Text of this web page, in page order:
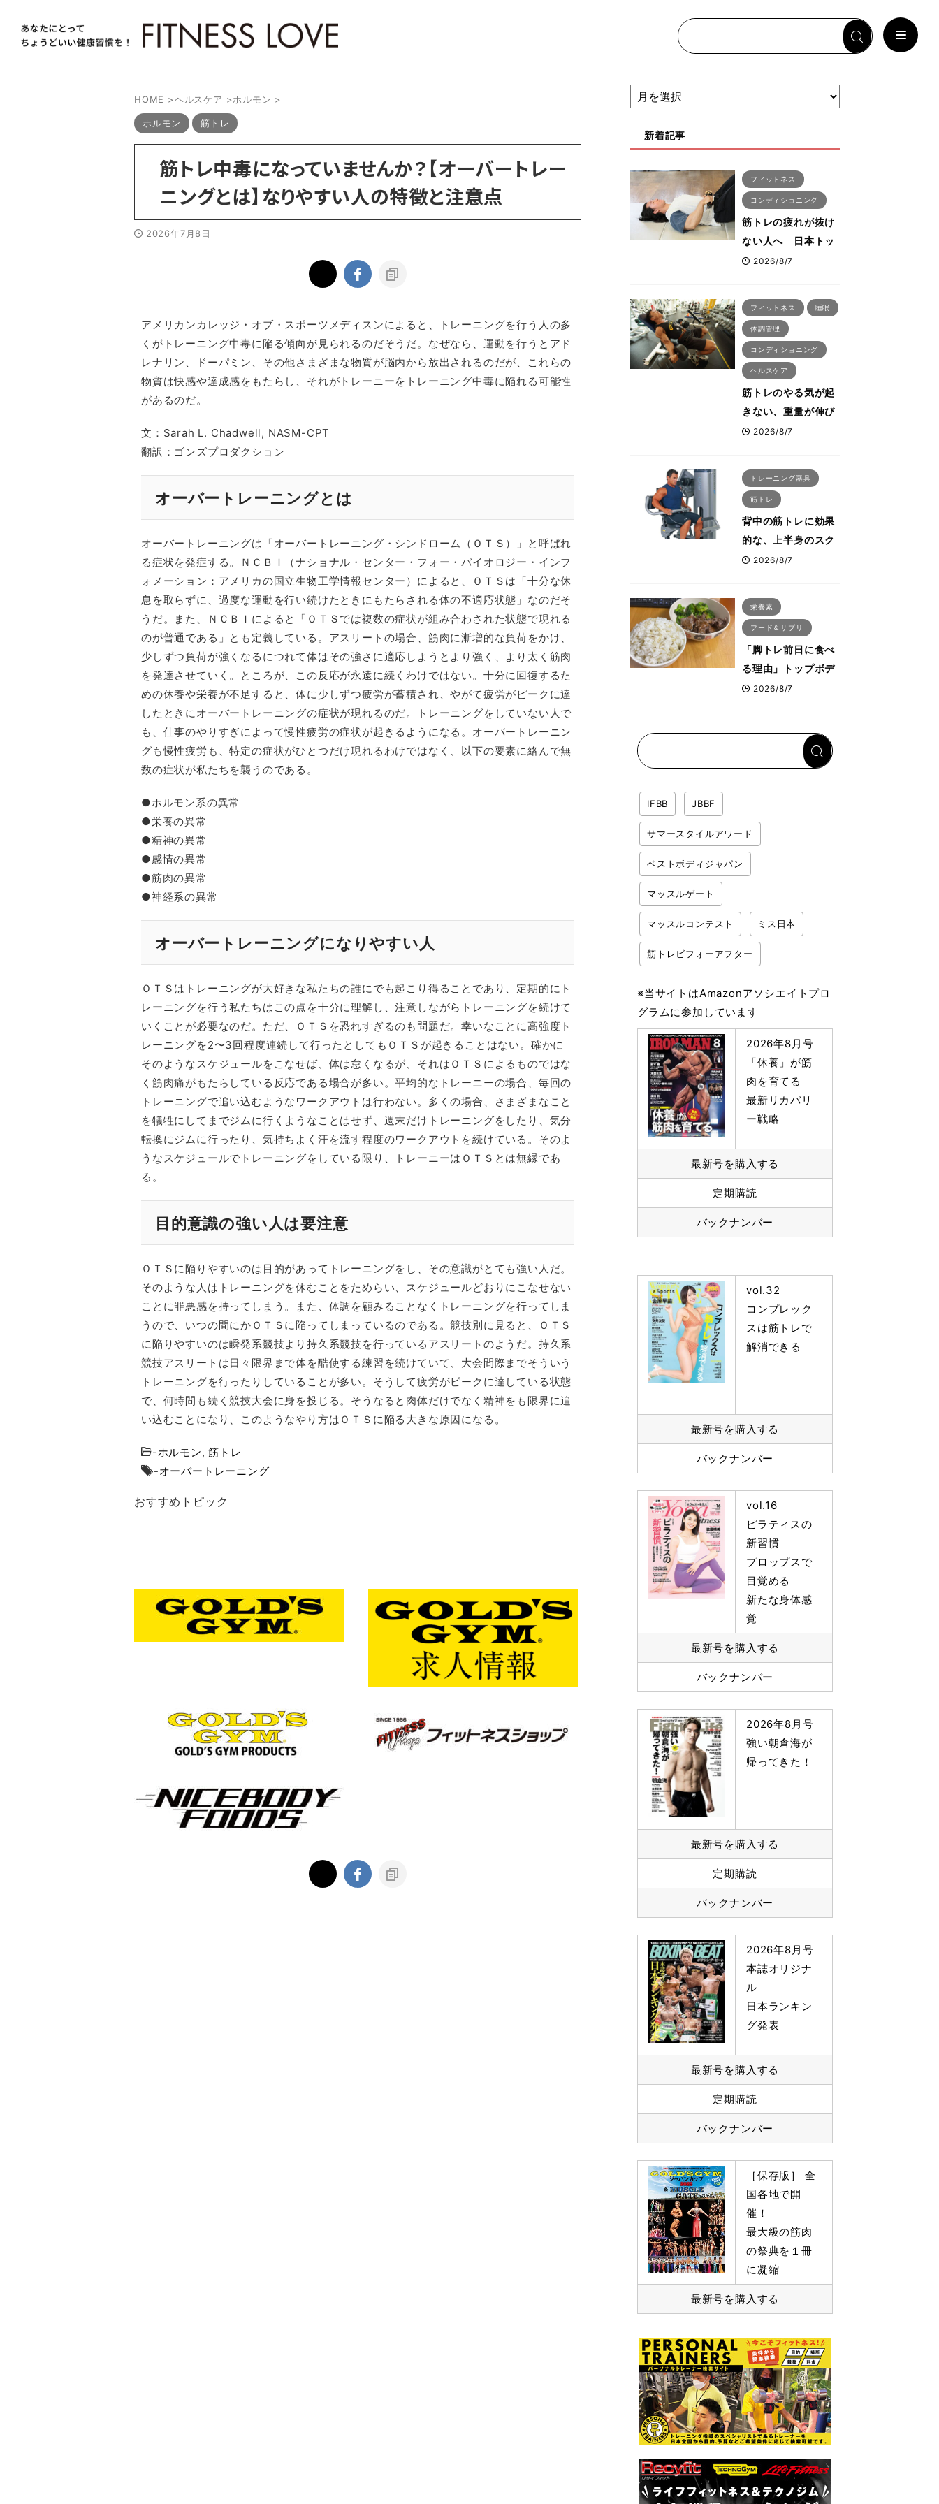
HOME >ヘルスケア >ホルモン >
ホルモン 筋トレ
筋トレ中毒になっていませんか？【オーバートレー
ニングとは】なりやすい人の特徴と注意点
2026年7月8日
アメリカンカレッジ・オブ・スポーツメディスンによると、トレーニングを行う人の多
くがトレーニング中毒に陥る傾向が見られるのだそうだ。なぜなら、運動を行うとアド
レナリン、ドーパミン、その他さまざまな物質が脳内から放出されるのだが、これらの
物質は快感や達成感をもたらし、それがトレーニーをトレーニング中毒に陥れる可能性
があるのだ。
文：Sarah L. Chadwell, NASM-CPT
翻訳：ゴンズプロダクション
オーバートレーニングとは
オーバートレーニングは「オーバートレーニング・シンドローム（ＯＴＳ）」と呼ばれ
る症状を発症する。ＮＣＢＩ（ナショナル・センター・フォー・バイオロジー・インフ
ォメーション：アメリカの国立生物工学情報センター）によると、ＯＴＳは「十分な休
息を取らずに、過度な運動を行い続けたときにもたらされる体の不適応状態」なのだそ
うだ。また、ＮＣＢＩによると「ＯＴＳでは複数の症状が組み合わされた状態で現れる
のが普通である」とも定義している。アスリートの場合、筋肉に漸増的な負荷をかけ、
少しずつ負荷が強くなるにつれて体はその強さに適応しようとより強く、より太く筋肉
を発達させていく。ところが、この反応が永遠に続くわけではない。十分に回復するた
めの休養や栄養が不足すると、体に少しずつ疲労が蓄積され、やがて疲労がピークに達
したときにオーバートレーニングの症状が現れるのだ。トレーニングをしていない人で
も、仕事のやりすぎによって慢性疲労の症状が起きるようになる。オーバートレーニン
グも慢性疲労も、特定の症状がひとつだけ現れるわけではなく、以下の要素に絡んで無
数の症状が私たちを襲うのである。
●ホルモン系の異常
●栄養の異常
●精神の異常
●感情の異常
●筋肉の異常
●神経系の異常
オーバートレーニングになりやすい人
ＯＴＳはトレーニングが大好きな私たちの誰にでも起こり得ることであり、定期的にト
レーニングを行う私たちはこの点を十分に理解し、注意しながらトレーニングを続けて
いくことが必要なのだ。ただ、ＯＴＳを恐れすぎるのも問題だ。幸いなことに高強度ト
レーニングを2〜3回程度連続して行ったとしてもＯＴＳが起きることはない。確かに
そのようなスケジュールをこなせば、体は怠くなるが、それはＯＴＳによるものではな
く筋肉痛がもたらしている反応である場合が多い。平均的なトレーニーの場合、毎回の
トレーニングで追い込むようなワークアウトは行わない。多くの場合、さまざまなこと
を犠牲にしてまでジムに行くようなことはせず、週末だけトレーニングをしたり、気分
転換にジムに行ったり、気持ちよく汗を流す程度のワークアウトを続けている。そのよ
うなスケジュールでトレーニングをしている限り、トレーニーはＯＴＳとは無縁であ
る。
目的意識の強い人は要注意
ＯＴＳに陥りやすいのは目的があってトレーニングをし、その意識がとても強い人だ。
そのような人はトレーニングを休むことをためらい、スケジュールどおりにこなせない
ことに罪悪感を持ってしまう。また、体調を顧みることなくトレーニングを行ってしま
うので、いつの間にかＯＴＳに陥ってしまっているのである。競技別に見ると、ＯＴＳ
に陥りやすいのは瞬発系競技より持久系競技を行っているアスリートのようだ。持久系
競技アスリートは日々限界まで体を酷使する練習を続けていて、大会間際までそういう
トレーニングを行ったりしていることが多い。そうして疲労がピークに達している状態
で、何時間も続く競技大会に身を投じる。そうなると肉体だけでなく精神をも限界に追
い込むことになり、このようなやり方はＯＴＳに陥る大きな原因になる。
-ホルモン,筋トレ
-オーバートレーニング
おすすめトピック
新着記事
フィットネス
コンディショニング
筋トレの疲れが抜け
ない人へ 日本トッ
プボディビルダー・
る「回復習慣」
2026/8/7
フィットネス 睡眠
体調管理
コンディショニング
ヘルスケア
筋トレのやる気が起
きない、重量が伸び
ない ボディビル世
える食事・睡眠・呼
吸の整え方
2026/8/7
トレーニング器具
筋トレ
背中の筋トレに効果
的な、上半身のスク
ワットとも言われた
ス・プルオーバーマ
シン”とは？
2026/8/7
栄養素
フード＆サプリ
「脚トレ前日に食べ
る理由」トップボデ
ィビルダーが愛用す
2026/8/7
IFBB JBBF
サマースタイルアワード
ベストボディジャパン
マッスルゲート
マッスルコンテスト ミス日本
筋トレビフォーアフター
※当サイトはAmazonアソシエイトプロ
グラムに参加しています
2026年8月号
「休養」が筋
肉を育てる
最新リカバリ
ー戦略
最新号を購入する
定期購読
バックナンバー
vol.32
コンプレック
スは筋トレで
解消できる
最新号を購入する
バックナンバー
vol.16
ピラティスの
新習慣
プロップスで
目覚める
新たな身体感
覚
最新号を購入する
バックナンバー
2026年8月号
強い朝倉海が
帰ってきた！
最新号を購入する
定期購読
バックナンバー
2026年8月号
本誌オリジナ
ル
日本ランキン
グ発表
最新号を購入する
定期購読
バックナンバー
［保存版］ 全
国各地で開
催！
最大級の筋肉
の祭典を１冊
に凝縮
最新号を購入する